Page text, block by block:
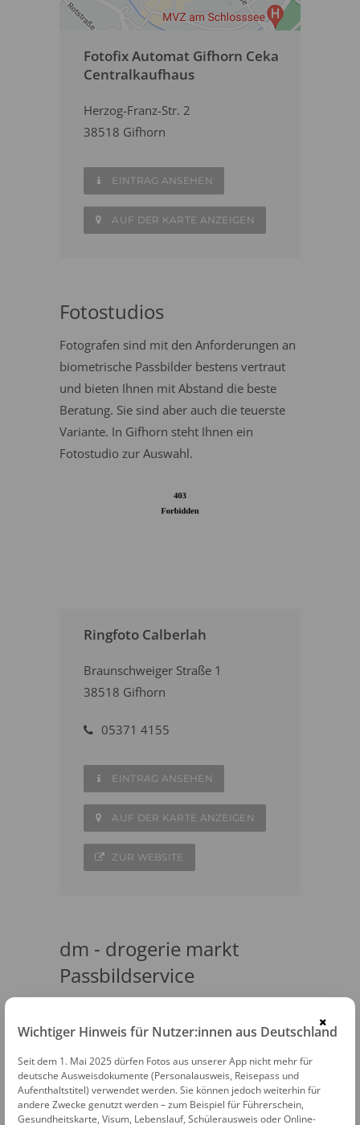
Fotofix Automat Gifhorn Ceka
Centralkaufhaus
Herzog-Franz-Str. 2
38518 Gifhorn
EINTRAG ANSEHEN
AUF DER KARTE ANZEIGEN
Fotostudios
Fotografen sind mit den Anforderungen an
biometrische Passbilder bestens vertraut
und bieten Ihnen mit Abstand die beste
Beratung. Sie sind aber auch die teuerste
Variante. In Gifhorn steht Ihnen ein
Fotostudio zur Auswahl.
Ringfoto Calberlah
Braunschweiger Straße 1
38518 Gifhorn
05371 4155
EINTRAG ANSEHEN
AUF DER KARTE ANZEIGEN
ZUR WEBSITE
dm - drogerie markt
Passbildservice
Drogeriemärkten können Passfotos nach
lassen. Fotografiert wird hier auf dem Gang
von den Mitarbeitern der dm Märkte. Die
Bilder können sofort mitgenommen
×
Wichtiger Hinweis für Nutzer:innen aus Deutschland
Seit dem 1. Mai 2025 dürfen Fotos aus unserer App nicht mehr für
deutsche Ausweisdokumente (Personalausweis, Reisepass und
Aufenthaltstitel) verwendet werden. Sie können jedoch weiterhin für
andere Zwecke genutzt werden – zum Beispiel für Führerschein,
Gesundheitskarte, Visum, Lebenslauf, Schülerausweis oder Online-